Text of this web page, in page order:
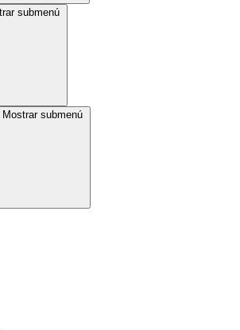
submenú
Mostrar submenú